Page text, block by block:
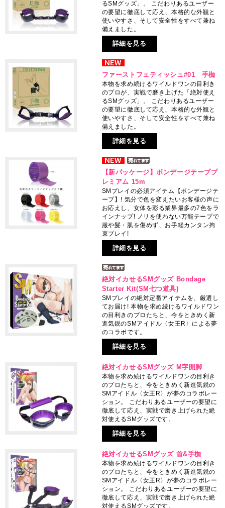
るSMグッズ」。 こだわりあるユーザー
の要望に徹底して応え、本格的な外観と
使いやすさ、そして安全性をすべて兼ね
備えました。
詳細を見る
ファーストフェティッシュ#01 手枷
本物を求め続けるワイルドワンの目利き
のプロが、実戦で磨き上げた「絶対使え
るSMグッズ」。 こだわりあるユーザー
の要望に徹底して応え、本格的な外観と
使いやすさ、そして安全性をすべて兼ね
備えました。
詳細を見る
【新パッケージ】ボンデージテーププ
レミアム 15m
SMプレイの必須アイテム【ボンデージテ
ープ】! 気分で色を変えたいお客様の声に
お応えし、女体を彩る業界最多の7色をラ
インナップ! ノリを使わない万能テープで
服や髪・肌を傷めず、お手軽カンタン拘
束プレイ!
詳細を見る
絶対イカせるSMグッズ Bondage
Starter Kit(SM七つ道具)
SMプレイの絶対定番アイテムを、厳選し
てお届け! 本物を求め続けるワイルドワン
の目利きのプロたちと、今をときめく新
進気鋭のSMアイドル〈女王R〉による夢
のコラボです。
詳細を見る
絶対イカせるSMグッズ M字開脚
本物を求め続けるワイルドワンの目利き
のプロたちと、今をときめく新進気鋭の
SMアイドル〈女王R〉が夢のコラボレー
ション。 こだわりあるユーザーの要望に
徹底して応え、実戦で磨き上げられた絶
対使えるSMグッズです。
詳細を見る
絶対イカせるSMグッズ 首&手枷
本物を求め続けるワイルドワンの目利き
のプロたちと、今をときめく新進気鋭の
SMアイドル〈女王R〉が夢のコラボレー
ション。 こだわりあるユーザーの要望に
徹底して応え、実戦で磨き上げられた絶
対使えるSMグッズです。